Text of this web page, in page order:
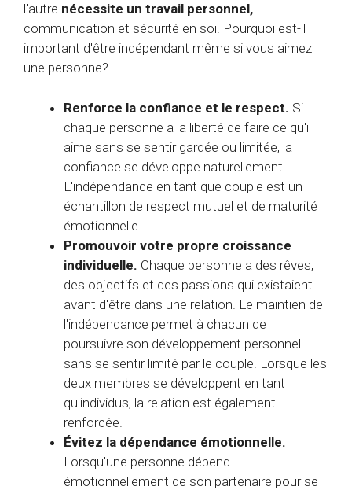
l'autre nécessite un travail personnel,
communication et sécurité en soi. Pourquoi est-il
important d'être indépendant même si vous aimez
une personne?
Renforce la confiance et le respect. Si
chaque personne a la liberté de faire ce qu'il
aime sans se sentir gardée ou limitée, la
confiance se développe naturellement.
L'indépendance en tant que couple est un
échantillon de respect mutuel et de maturité
émotionnelle.
Promouvoir votre propre croissance
individuelle. Chaque personne a des rêves,
des objectifs et des passions qui existaient
avant d'être dans une relation. Le maintien de
l'indépendance permet à chacun de
poursuivre son développement personnel
sans se sentir limité par le couple. Lorsque les
deux membres se développent en tant
qu'individus, la relation est également
renforcée.
Évitez la dépendance émotionnelle.
Lorsqu'une personne dépend
émotionnellement de son partenaire pour se